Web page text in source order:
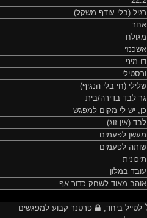
רגיל (בלי עודף משקל)
אחר
מגולח
אשכנזי
דו-מיני
ורסטילי
שלילי (חי בלי הנגיף)
גר לבד בדירה/בית
כן, יש לי מקום למפגש
לבד (אין זוג)
מעשן לפעמים
שותה לפעמים
תיכונית
עובד במלון
אוהב מאוד לשחק כדור אף
לטייל ביחד,
פרטנר קבוע למפגשים